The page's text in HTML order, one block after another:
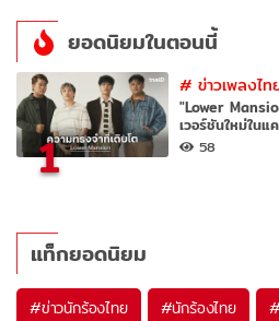
ยอดนิยมในตอนนี้
1
#ข่าวเพลงไท
"Lower
เวอร์ชันใหม่ใน
58
แท็กยอดนิยม
#ข่าวนักร้องไทย #นักร้องไทย #